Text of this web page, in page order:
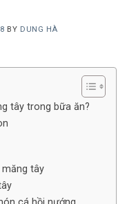
BY DUNG HÀ
tây trong bữa ăn?
tây